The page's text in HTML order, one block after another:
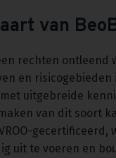
van
rechten ontleend
en
uitgebreide
van dit soort
uit te voeren en